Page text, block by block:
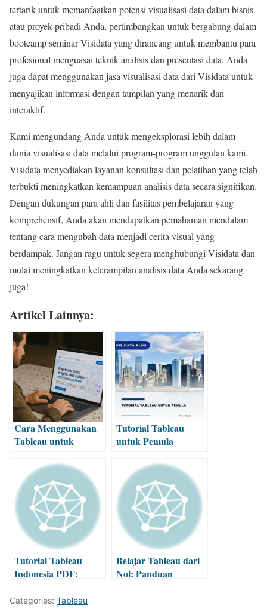
tertarik untuk memanfaatkan potensi visualisasi data dalam bisnis
atau proyek pribadi Anda, pertimbangkan untuk bergabung dalam
bootcamp seminar Visidata yang dirancang untuk membantu para
profesional menguasai teknik analisis dan presentasi data. Anda
juga dapat menggunakan jasa visualisasi data dari Visidata untuk
menyajikan informasi dengan tampilan yang menarik dan
interaktif.
Kami mengundang Anda untuk mengeksplorasi lebih dalam
dunia visualisasi data melalui program-program unggulan kami.
Visidata menyediakan layanan konsultasi dan pelatihan yang telah
terbukti meningkatkan kemampuan analisis data secara signifikan.
Dengan dukungan para ahli dan fasilitas pembelajaran yang
komprehensif, Anda akan mendapatkan pemahaman mendalam
tentang cara mengubah data menjadi cerita visual yang
berdampak. Jangan ragu untuk segera menghubungi Visidata dan
mulai meningkatkan keterampilan analisis data Anda sekarang
juga!
Artikel Lainnya:
Cara Menggunakan
Tableau untuk
Visualisasi Data
Tutorial Tableau
untuk Pemula
Tutorial Tableau
Indonesia PDF:
untuk Pemula
Belajar Tableau dari
Nol: Panduan
Categories: Tableau